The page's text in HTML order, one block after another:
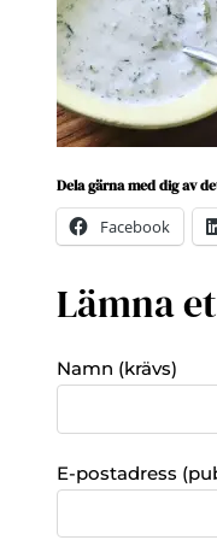
Dela gärna med dig av
Facebook
Lämna
Namn (krävs)
E-postadress